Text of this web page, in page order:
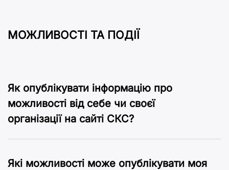
МОЖЛИВОСТІ ТА ПОДІЇ
Як опублікувати інформацію про
можливості від себе чи своєї
організації на сайті CКC?
Які можливості може опублікувати моя